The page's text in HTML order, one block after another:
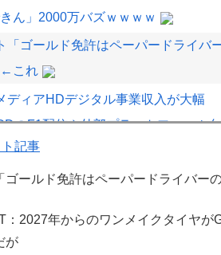
ん」2000万バズｗｗｗｗ
「ゴールド免許はペーパードライバ
←これ
ディアHDデジタル事業収入が大幅
のF1配信や外部プラットフォーム向
ンツ販売が好調
スタッペンとレッドブルの新契約交
記事
ゴールド免許はペーパードライバー
：2027年からのワンメイクタイヤ
が